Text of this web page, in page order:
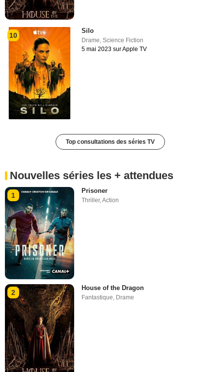
10
Silo
Drame ,Science Fiction
5 mai 2023 sur Apple TV
Top consultations des séries TV
Nouvelles séries les + attendues
1
Prisoner
Thriller,Action
2
House of the Dragon
Fantastique, Drame